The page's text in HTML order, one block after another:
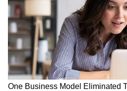
వరకు షూటింగ్ నిలిపివేయాలని
కోరింది. మహారాష్ట్రలోని అన్ని
నిర్వహించాలని కూడా విజ్ఞప్తి
సంస్థల్లో గతంలోనూ ఇలాంటి
భవిష్యత్తులో ఇలాంటివి
భద్రతా నిబంధనలు అమలు